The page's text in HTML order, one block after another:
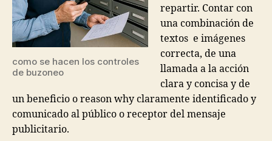
como se hacen los controles
de buzoneo
repartir. Contar con
una combinación de
textos e imágenes
correcta, de una
llamada a la acción
clara y concisa y de
un beneficio o reason why claramente identificado y
comunicado al público o receptor del mensaje
publicitario.